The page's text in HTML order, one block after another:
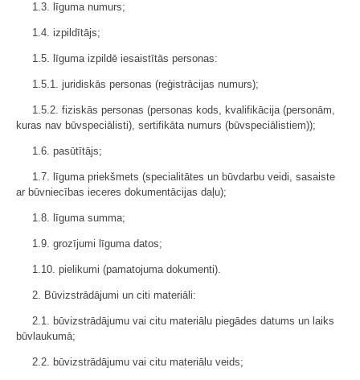
1.3. līguma numurs;
1.4. izpildītājs;
1.5. līguma izpildē iesaistītās personas:
1.5.1. juridiskās personas (reģistrācijas numurs);
1.5.2. fiziskās personas (personas kods, kvalifikācija (personām,
kuras nav būvspeciālisti), sertifikāta numurs (būvspeciālistiem));
1.6. pasūtītājs;
1.7. līguma priekšmets (specialitātes un būvdarbu veidi, sasaiste
ar būvniecības ieceres dokumentācijas daļu);
1.8. līguma summa;
1.9. grozījumi līguma datos;
1.10. pielikumi (pamatojuma dokumenti).
2. Būvizstrādājumi un citi materiāli:
2.1. būvizstrādājumu vai citu materiālu piegādes datums un laiks
būvlaukumā;
2.2. būvizstrādājumu vai citu materiālu veids;